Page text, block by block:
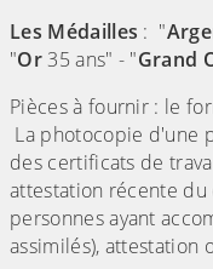
Les Médailles : "
"Or35 ans" - "Grand
Pièces à fournir : le
La photocopie d'une
des certificats de
attestation récente
personnes ayant
assimilés),